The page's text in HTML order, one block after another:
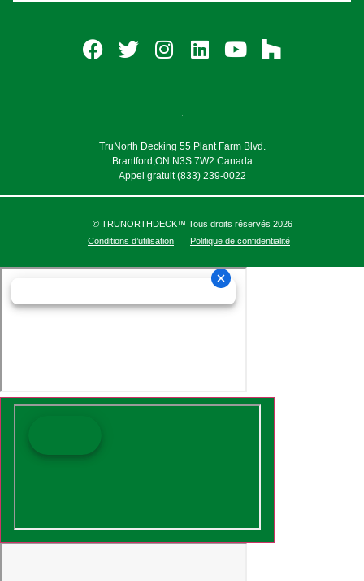
TruNorth Decking 55 Plant Farm Blvd.
Brantford,ON N3S 7W2 Canada
Appel gratuit (833) 239-0022
© TRUNORTHDECK™ Tous droits réservés 2026
Conditions d’utilisation
Politique de confidentialité